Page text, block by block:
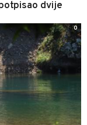
dvije
0